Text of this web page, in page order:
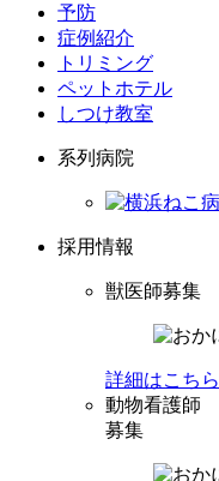
予防
症例紹介
トリミング
ペットホテル
しつけ教室
系列病院
採用情報
獣医師募集
詳細はこちら
動物看護師
募集